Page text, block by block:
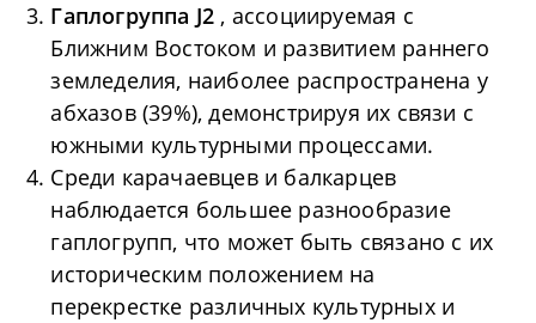
Гаплогруппа J2 , ассоциируемая с
Ближним Востоком и развитием раннего
земледелия, наиболее распространена у
абхазов (39%), демонстрируя их связи с
южными культурными процессами.
Среди карачаевцев и балкарцев
наблюдается большее разнообразие
гаплогрупп, что может быть связано с их
историческим положением на
перекрестке различных культурных и